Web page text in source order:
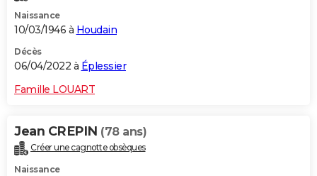
Naissance
10/03/1946 à Houdain
Décès
06/04/2022 à Éplessier
Famille LOUART
Jean CREPIN (78 ans)
Créer une cagnotte obsèques
Naissance